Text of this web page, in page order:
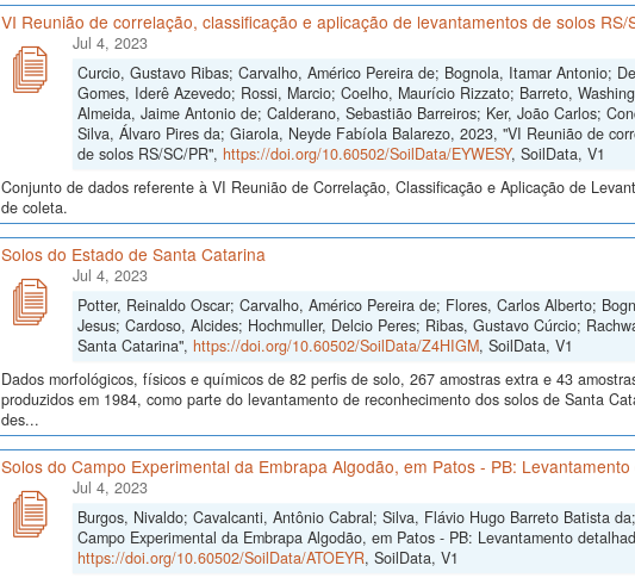
VI Reunião de correlação, classificação e aplicação de levantamentos de solos RS/
Jul 4, 2023
Curcio, Gustavo Ribas; Carvalho, Américo Pereira de; Bognola, Itamar Antonio;
Gomes, Iderê Azevedo; Rossi, Marcio; Coelho, Maurício Rizzato; Barreto,
Almeida, Jaime Antonio de; Calderano, Sebastião Barreiros; Ker, João Carlos;
Silva, Álvaro Pires da; Giarola, Neyde Fabíola Balarezo, 2023, "VI Reunião de
de solos RS/SC/PR", https://doi.org/10.60502/SoilData/EYWESY, SoilData, V1
Conjunto de dados referente à VI Reunião de Correlação, Classificação e Aplicação de
de coleta.
Solos do Estado de Santa Catarina
Jul 4, 2023
Potter, Reinaldo Oscar; Carvalho, Américo Pereira de; Flores, Carlos Alberto;
Jesus; Cardoso, Alcides; Hochmuller, Delcio Peres; Ribas, Gustavo Cúrcio;
Santa Catarina", https://doi.org/10.60502/SoilData/Z4HIGM, SoilData, V1
Dados morfológicos, físicos e químicos de 82 perfis de solo, 267 amostras extra e 43
produzidos em 1984, como parte do levantamento de reconhecimento dos solos de Santa
des...
Solos do Campo Experimental da Embrapa Algodão, em Patos - PB:
Jul 4, 2023
Burgos, Nivaldo; Cavalcanti, Antônio Cabral; Silva, Flávio Hugo Barreto Batista
Campo Experimental da Embrapa Algodão, em Patos - PB: Levantamento
https://doi.org/10.60502/SoilData/ATOEYR, SoilData, V1